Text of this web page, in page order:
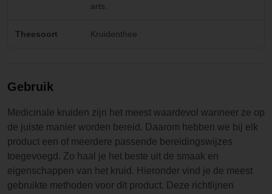
arts.
Theesoort Kruidenthee
Gebruik
Medicinale kruiden zijn het meest waardevol wanneer ze op
de juiste manier worden bereid. Daarom hebben we bij elk
product een of meerdere passende bereidingswijzes
toegevoegd. Zo haal je het beste uit de smaak en
eigenschappen van het kruid. Hieronder vind je de meest
gebruikte methoden voor dit product. Deze richtlijnen